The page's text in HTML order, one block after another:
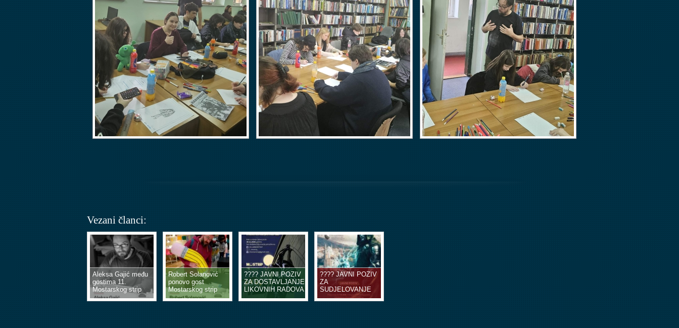
Vezani članci:
Aleksa Gajić među
gostima 11.
Mostarskog strip
vikenda
Robert Solanović
ponovo gost
Mostarskog strip
vikenda
???? JAVNI POZIV
ZA DOSTAVLJANJE
LIKOVNIH RADOVA
U OBLIKU
???? JAVNI POZIV
ZA
SUDJELOVANJE
NA EDUKACIJSKIM